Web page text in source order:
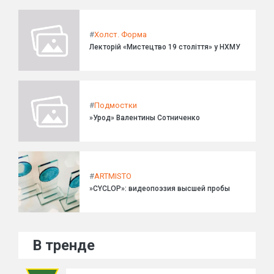
#Холст. Форма
Лекторій «Мистецтво 19 століття» у НХМУ
#Подмостки
»Урод» Валентины Сотниченко
#ARTMISTO
»CYCLOP»: видеопоэзия высшей пробы
В тренде